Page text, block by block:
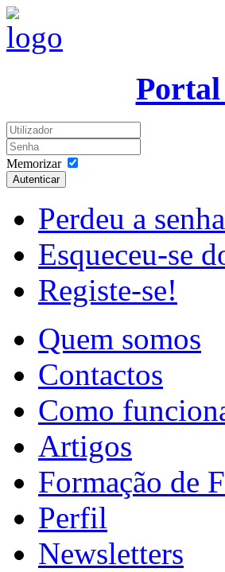
Portal
Memorizar
Autenticar
Perdeu a
Esqueceu-se
Registe-se!
Quem somos
Contactos
Como
Artigos
Formação de
Perfil
Newsletters